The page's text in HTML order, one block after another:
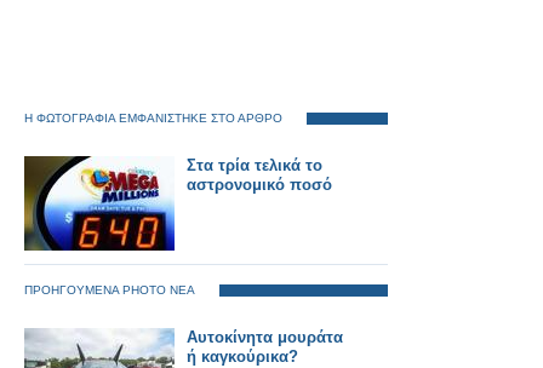
Η ΦΩΤΟΓΡΑΦΙΑ ΕΜΦΑΝΙΣΤΗΚΕ ΣΤΟ ΑΡΘΡΟ
Στα τρία τελικά το
αστρονομικό ποσό
ΠΡΟΗΓΟΥΜΕΝΑ PHOTO ΝΕΑ
Αυτοκίνητα μουράτα
ή καγκούρικα?